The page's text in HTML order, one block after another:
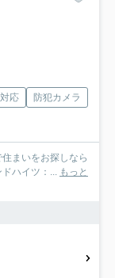
応
防犯カメラ
まいをお探しなら
ドハイツ：... もっと